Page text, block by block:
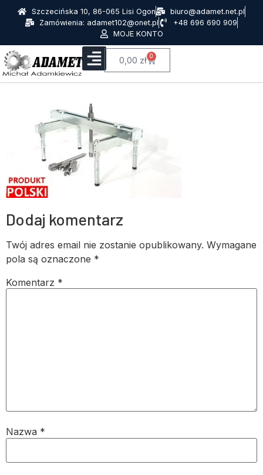
Szczecińska 10, 86-065 Lisi Ogon
biuro@adamet.net.pl
Zamówienia: adamet102@onet.pl
+48 696 690 909
MOJE KONTO
0,00 zł 0
Dodaj komentarz
Twój adres email nie zostanie opublikowany. Wymagane
pola są oznaczone *
Komentarz *
Nazwa *